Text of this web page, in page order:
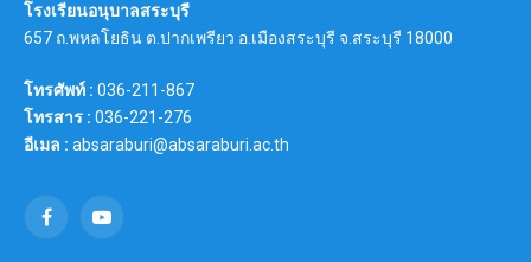
โรงเรียนอนุบาลสระบุรี
657 ถ.พหลโยธิน ต.ปากเพรียว อ.เมืองสระบุรี จ.สระบุรี 18000
โทรศัพท์ : 036-211-867
โทรสาร : 036-221-276
อีเมล : absaraburi@absaraburi.ac.th
FacebookYouTube